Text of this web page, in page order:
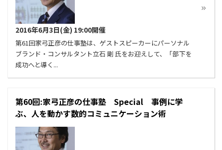
2016年6月3日(金) 19:00開催
第61回家弓正彦の仕事塾は、ゲストスピーカーにパーソナル
ブランド・コンサルタント立石 剛 氏をお迎えして、「部下を
成功へと導く...
第60回:家弓正彦の仕事塾 Special 事例に学
ぶ、人を動かす数的コミュニケーション術